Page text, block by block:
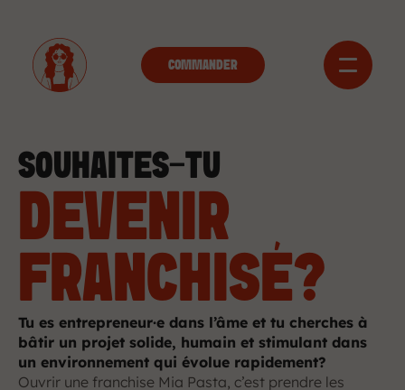
SOUHAITES-TU
DEVENIR
FRANCHISÉ?
Tu es entrepreneur·e dans l’âme et tu cherches à
bâtir un projet solide, humain et stimulant dans
un environnement qui évolue rapidement?
Ouvrir une franchise Mia Pasta, c’est prendre les
COMMANDER